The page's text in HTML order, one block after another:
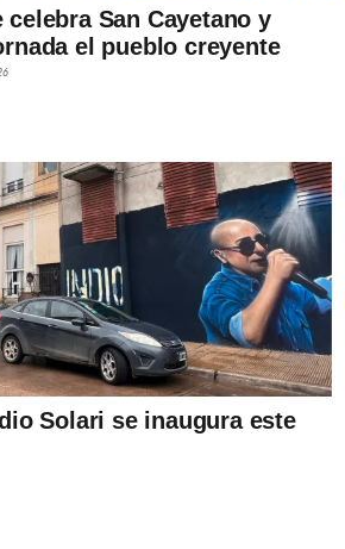
celebra San Cayetano y
el pueblo creyente
Solari se inaugura este